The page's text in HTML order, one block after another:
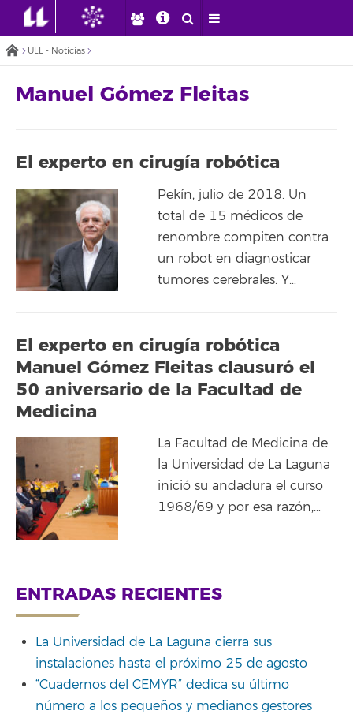
ULL - Noticias
Manuel Gómez Fleitas
El experto en cirugía robótica
Pekín, julio de 2018. Un
total de 15 médicos de
renombre compiten contra
un robot en diagnosticar
tumores cerebrales. Y…
El experto en cirugía robótica
Manuel Gómez Fleitas clausuró el
50 aniversario de la Facultad de
Medicina
La Facultad de Medicina de
la Universidad de La Laguna
inició su andadura el curso
1968/69 y por esa razón,…
ENTRADAS RECIENTES
La Universidad de La Laguna cierra sus
instalaciones hasta el próximo 25 de agosto
“Cuadernos del CEMYR” dedica su último
número a los pequeños y medianos gestores